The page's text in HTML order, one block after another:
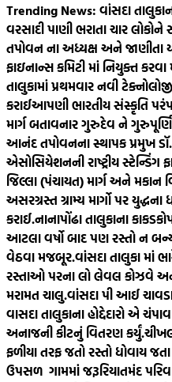
Trending News: વાંસદા
વરસાદી પાણી ભરાતા ચાર
તપોવન ના અધ્યક્ષ અને જાણીતા
ફાઇનાન્સ કમિટી માં નિયુક્ત
તાલુકામાં પ્રથમવાર નવી
કરાઈઆપણી ભારતીય સંસ્કૃતિ
માર્ગ બતાવનાર ગુરુદેવ ને
આનંદ તપોવનના સ્થાપક પ્રમુખ
એસોસિયેશનની રાષ્ટ્રીય સ્ટેન્ડિંગ
જિલ્લા (પંચાયત) માર્ગ અને મકાન
અસરગ્રસ્ત ગ્રામ્ય માર્ગો પર
કરાઈ.નાનાપોંઢા તાલુકાના
આટલા વર્ષો બાદ પણ રસ્તો ન
વેઠવા મજબૂર.વાંસદા તાલુકા માં
રસ્તાઓ પરના લો લેવલ કોઝવે
મરામત ચાલુ.વાંસદા પી આઈ
વાસદા તાલુકાના હોદ્દેદારો એ
અનાજની કીટનું વિતરણ કર્યું.
ફળીયા તરફ જતો રસ્તો ધોવાય
ઉપસળ ગામમાં જરૂરિયાતમંદ